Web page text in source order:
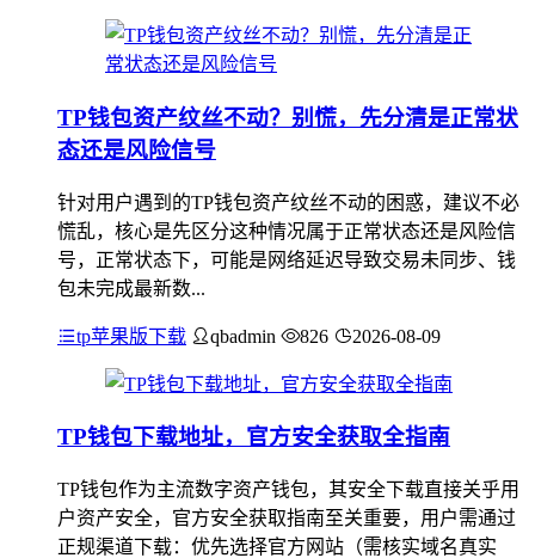
TP钱包资产纹丝不动？别慌，先分清是正常状
态还是风险信号
针对用户遇到的TP钱包资产纹丝不动的困惑，建议不必
慌乱，核心是先区分这种情况属于正常状态还是风险信
号，正常状态下，可能是网络延迟导致交易未同步、钱
包未完成最新数...
tp苹果版下载 qbadmin 826 2026-08-09
TP钱包下载地址，官方安全获取全指南
TP钱包作为主流数字资产钱包，其安全下载直接关乎用
户资产安全，官方安全获取指南至关重要，用户需通过
正规渠道下载：优先选择官方网站（需核实域名真实